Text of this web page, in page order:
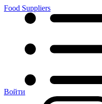
Food Suppliers
Войти